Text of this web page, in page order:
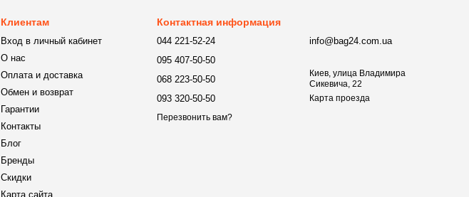
Клиентам
Вход в личный кабинет
О нас
Оплата и доставка
Обмен и возврат
Гарантии
Контакты
Блог
Бренды
Скидки
Карта сайта
Контактная информация
044 221-52-24
095 407-50-50
068 223-50-50
093 320-50-50
Перезвонить вам?
info@bag24.com.ua
Киев, улица Владимира
Сикевича, 22
Карта проезда